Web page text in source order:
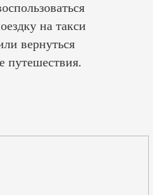
на такси
вернуться
путешествия.